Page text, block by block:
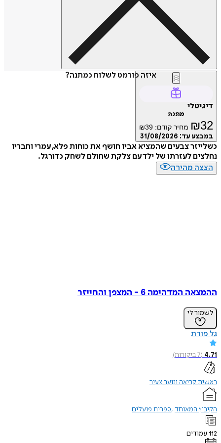
איזה פורמט לשלוח כמתנה?
₪ מחיר קודם: ₪39
עד:31/08/2026
צבעים שהמציא אביו חושף את כוחות פלא, עמרי וחבריו
לעזרתו של ילד עם צלקת שחולם לשחק כדורגל.
מהירה
6 - המצפן והחייזר
לי
ביקורות)
קריאה ונוער צעיר
המאוחד ספרית פועלים